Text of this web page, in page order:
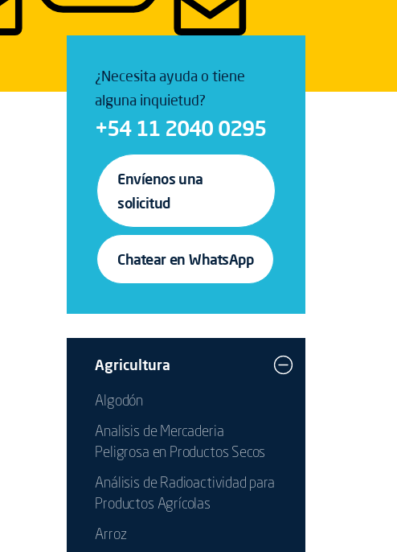
¿Necesita ayuda o tiene
alguna inquietud?
+54 11 2040 0295
Envíenos una
solicitud
Chatear en WhatsApp
Agricultura
Algodón
Analisis de Mercaderia
Peligrosa en Productos Secos
Análisis de Radioactividad para
Productos Agrícolas
Arroz